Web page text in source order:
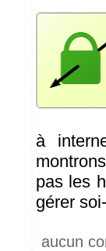
à
pas les
gérer
aucun